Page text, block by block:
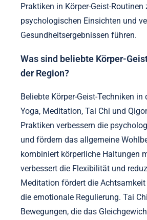
Praktiken in Körper-Geist-Routinen
psychologischen Einsichten und
Gesundheitsergebnissen führen.
Was sind beliebte Körper-
der Region?
Beliebte Körper-Geist-Techniken in
Yoga, Meditation, Tai Chi und
Praktiken verbessern die
und fördern das allgemeine
kombiniert körperliche Haltungen
verbessert die Flexibilität und
Meditation fördert die
die emotionale Regulierung. Tai
Bewegungen, die das